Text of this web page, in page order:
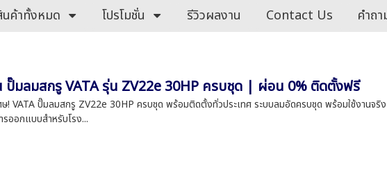
ค้าทั้งหมด โปรโมชั่น รีวิวผลงาน Contact Us คำถ
ปั๊มลมสกรู VATA รุ่น ZV22e 30HP ครบชุด | ผ่อน 0% ติดตั้งฟรี
ษ! VATA ปั๊มลมสกรู ZV22e 30HP ครบชุด พร้อมติดตั้งทั่วประเทศ ระบบลมอัดครบชุด พร้อมใช้งานจ
รออกแบบสำหรับโรง...